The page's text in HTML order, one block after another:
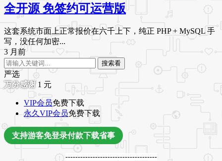
全开源 免签约可运营版
这套系统市面上正常报价在六千上下，纯正 PHP + MySQL 手
写，没任何加密...
3 月前
搜索看
严选
1 元
VIP会员免费下载
永久VIP会员免费下载
支持游客免登录付款下载省事
-------------------------------------